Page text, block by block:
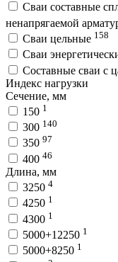
Сваи составные
ненапрягаемой
Сваи цельные 158
Сваи
Составные сваи с
Индекс нагрузки
Сечение, мм
150 1
300 140
350 97
400 46
Длина, мм
3250 4
4250 1
4300 1
5000+12250 1
5000+8250 1